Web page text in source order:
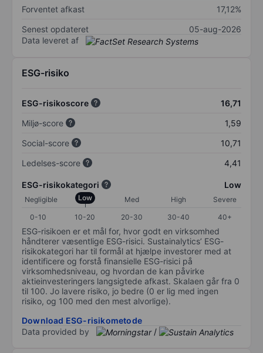
Forventet afkast
17,12%
Senest opdateret
05-aug-2026
Data leveret af
ESG-risiko
ESG-risikoscore
16,71
Miljø-score
1,59
Social-score
10,71
Ledelses-score
4,41
ESG-risikokategori Low
Negligible Low Med High
Severe
0-10
10-20 20-30 30-40 40+
ESG-risikoen er et mål for, hvor godt en virksomhed
håndterer væsentlige ESG-risici. Sustainalytics’ ESG-
risikokategori har til formål at hjælpe investorer med at
identificere og forstå finansielle ESG-risici på
virksomhedsniveau, og hvordan de kan påvirke
aktieinvesteringers langsigtede afkast. Skalaen går fra 0
til 100. Jo lavere risiko, jo bedre (0 er lig med ingen
risiko, og 100 med den mest alvorlige).
Download ESG-risikometode
Data provided by
/